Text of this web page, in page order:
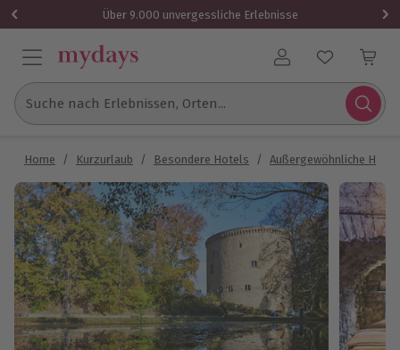
Über 9.000 unvergessliche Erlebnisse
Benutzerkonto
Suche nach Erlebnissen, Orten...
Home / Kurzurlaub / Besondere Hotels / Außergewöhnliche